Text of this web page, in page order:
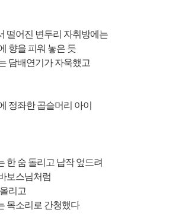
변두리 자취방에는
피워 놓은 듯
연기가 자욱했고
한 곱슬머리 아이
돌리고 납작 엎드려
님처럼
고
리로 간청했다